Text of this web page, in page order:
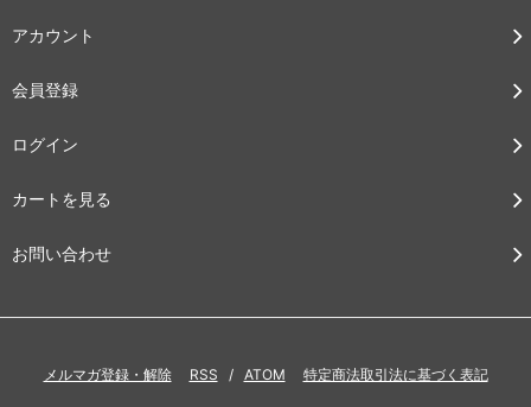
アカウント
会員登録
ログイン
カートを見る
お問い合わせ
メルマガ登録・解除 RSS / ATOM 特定商法取引法に基づく表記